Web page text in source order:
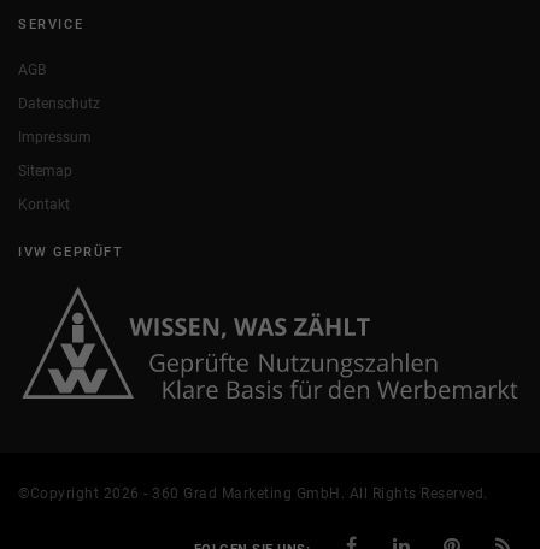
SERVICE
AGB
Datenschutz
Impressum
Sitemap
Kontakt
IVW GEPRÜFT
©Copyright 2026 - 360 Grad Marketing GmbH. All Rights Reserved.